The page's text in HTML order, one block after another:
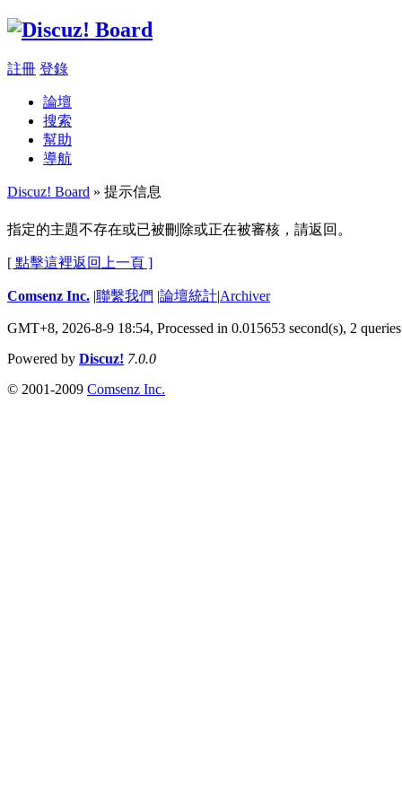
註冊 登錄
論壇
搜索
幫助
導航
Discuz! Board » 提示信息
指定的主題不存在或已被刪除或正在被審核，請返回。
[ 點擊這裡返回上一頁 ]
Comsenz Inc. |聯繫我們 |論壇統計|Archiver
GMT+8, 2026-8-9 18:54, Processed in 0.015653 second(s), 2 queries
Powered by Discuz! 7.0.0
© 2001-2009 Comsenz Inc.